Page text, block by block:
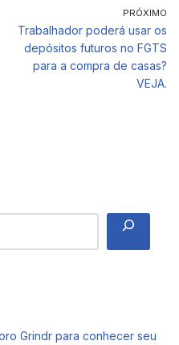
PRÓXIMO
Trabalhador poderá usar os
depósitos futuros no FGTS
para a compra de casas?
VEJA.
Grindr para conhecer seu